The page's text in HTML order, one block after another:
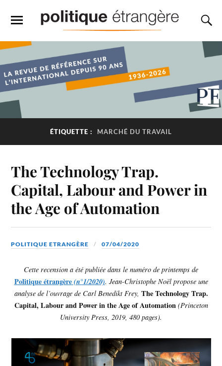
ÉTIQUETTE : MARCHÉ DU TRAVAIL
The Technology Trap.
Capital, Labour and Power in
the Age of Automation
POLITIQUE ETRANGÈRE 07/04/2020
Cette recension a été publiée dans le numéro de printemps de
Politique étrangère(n°1/2020). Jean-Christophe Noël propose une
analyse de l’ouvrage de Carl Benedikt Frey, The Technology Trap.
Capital, Labour and Power in the Age of Automation (Princeton
University Press, 2019, 480 pages).